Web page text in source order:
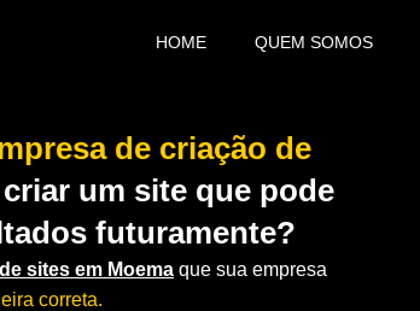
HOME QUEM SOMOS
de criação de
um site que pode
futuramente?
sites em Moema que sua empresa
correta.